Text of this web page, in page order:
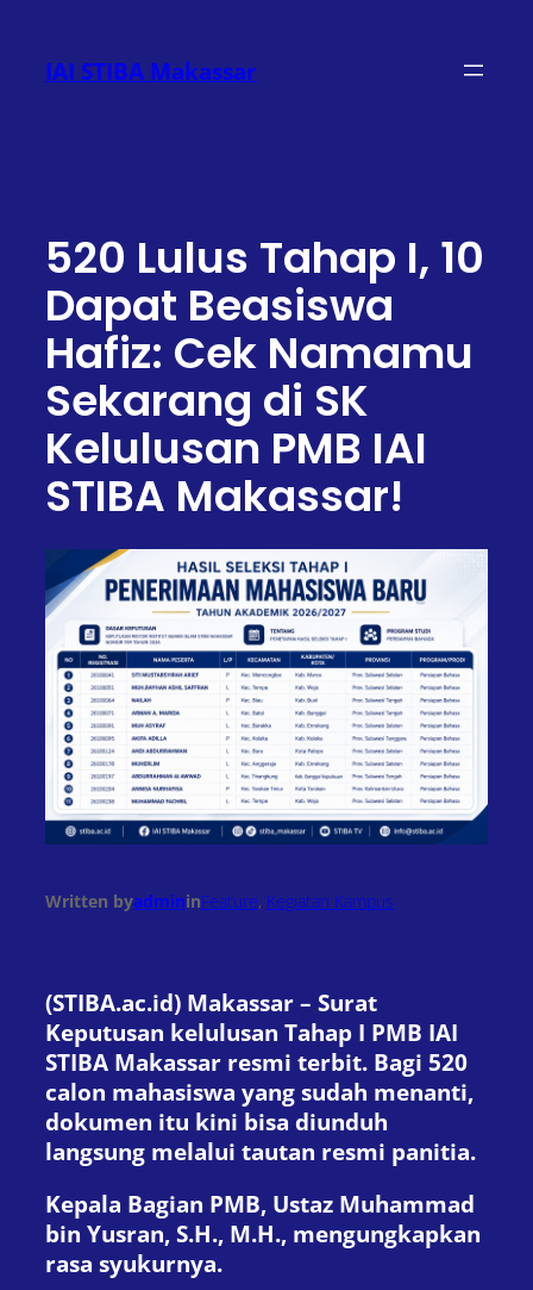
konten
IAI STIBA Makassar
520 Lulus Tahap I, 10
Dapat Beasiswa
Hafiz: Cek Namamu
Sekarang di SK
Kelulusan PMB IAI
STIBA Makassar!
Written byadmininFeature, Kegiatan Kampus
(STIBA.ac.id) Makassar – Surat
Keputusan kelulusan Tahap I PMB IAI
STIBA Makassar resmi terbit. Bagi 520
calon mahasiswa yang sudah menanti,
dokumen itu kini bisa diunduh
langsung melalui tautan resmi panitia.
Kepala Bagian PMB, Ustaz Muhammad
bin Yusran, S.H., M.H., mengungkapkan
rasa syukurnya.